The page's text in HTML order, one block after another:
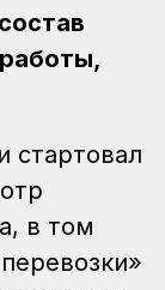
стартовал
в том